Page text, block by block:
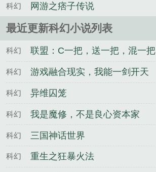
科幻 网游之痞子传说
最近更新科幻小说列表
科幻 联盟：C一把，送一把，混一把
科幻 游戏融合现实，我能一剑开天
科幻 异维囚笼
科幻 我是魔修，不是良心资本家
科幻 三国神话世界
科幻 重生之狂暴火法